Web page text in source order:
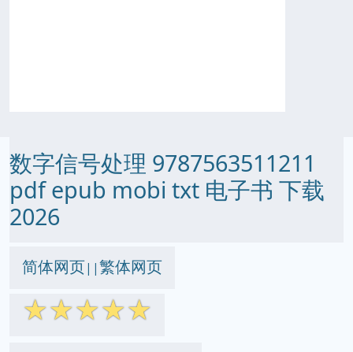
数字信号处理 9787563511211
pdf epub mobi txt 电子书 下载
2026
简体网页||繁体网页
☆☆☆☆☆